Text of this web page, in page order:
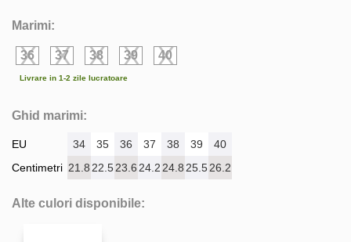
Marimi:
36 37 38 39 40
Livrare in 1-2 zile lucratoare
Ghid marimi:
EU
Centimetri
34 35 36 37 38 39
40
21.8 22.523.6 24.2 24.8 25.526.2
Alte culori disponibile: